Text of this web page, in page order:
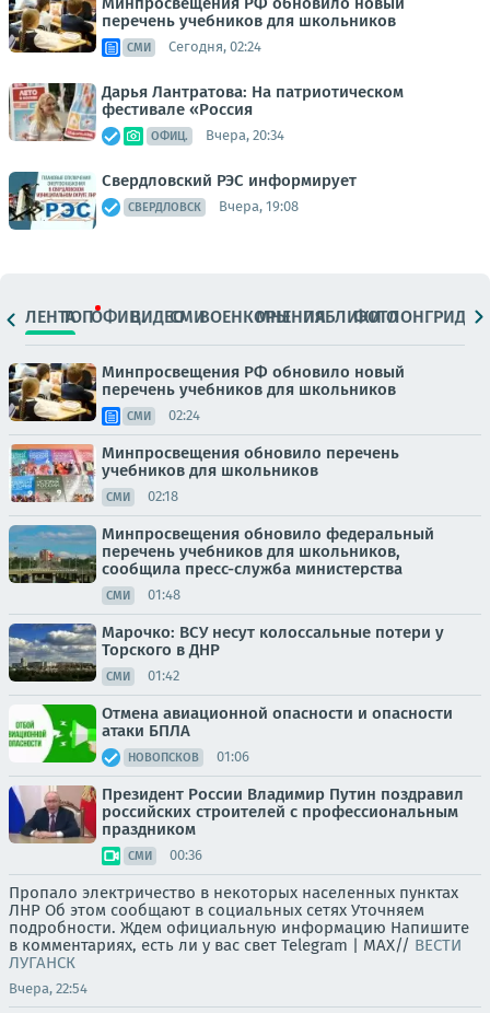
перечень учебников для школьников
СМИ Сегодня, 02:24
Дарья Лантратова: На патриотическом
фестивале «Россия
ОФИЦ. Вчера, 20:34
Свердловский РЭС информирует
СВЕРДЛОВСК Вчера, 19:08
ЛЕНТАТОПОФИЦ.ВИДЕОСМИВОЕНКОРЫМНЕНИЯПАБЛИКИ
ФОТОЛОНГРИДЫ
Минпросвещения РФ обновило новый
перечень учебников для школьников
СМИ 02:24
Минпросвещения обновило перечень
учебников для школьников
СМИ 02:18
Минпросвещения обновило федеральный
перечень учебников для школьников,
сообщила пресс-служба министерства
СМИ 01:48
Марочко: ВСУ несут колоссальные потери у
Торского в ДНР
СМИ 01:42
Отмена авиационной опасности и опасности
атаки БПЛА
НОВОПСКОВ 01:06
Президент России Владимир Путин поздравил
российских строителей с профессиональным
праздником
СМИ 00:36
Пропало электричество в некоторых населенных пунктах
ЛНР Об этом сообщают в социальных сетях Уточняем
подробности. Ждем официальную информацию Напишите
в комментариях, есть ли у вас свет Telegram | MAX// ВЕСТИ
ЛУГАНСК
Вчера, 22:54